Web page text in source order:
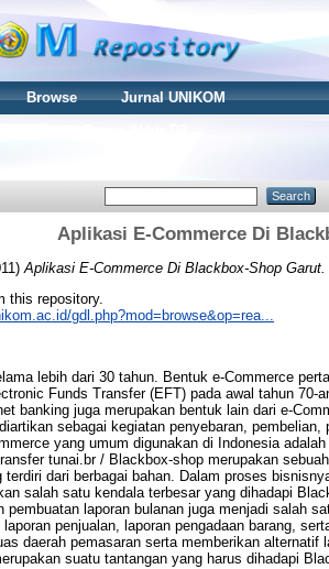
Browse
Jurnal UNIKOM
Aplikasi E-Commerce Di
Aplikasi E-Commerce Di Blackbox-Shop Garut.
this repository.
gdl.php?mod=browse&op=rea...
lebih dari 30 tahun. Bentuk e-Commerce
Funds Transfer (EFT) pada awal tahun
banking juga merupakan bentuk lain dari e-
sebagai kegiatan penyebaran,
yang umum digunakan di Indonesia
tunai.br / Blackbox-shop merupakan
dari berbagai bahan. Dalam proses
salah satu kendala terbesar yang dihadapi
laporan bulanan juga menjadi salah
penjualan, laporan pengadaan barang,
daerah pemasaran serta memberikan
suatu tantangan yang harus dihadapi